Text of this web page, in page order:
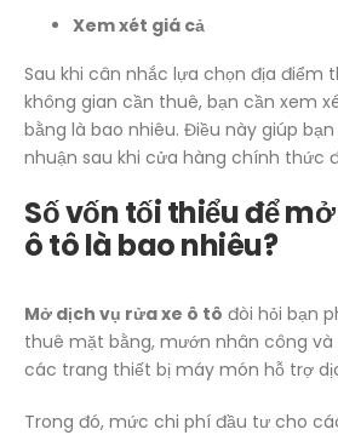
Xem xét giá cả
Sau khi cân nhắc lựa chọn địa điểm
không gian cần thuê, bạn cần xem
bằng là bao nhiêu. Điều này giúp
nhuận sau khi cửa hàng chính thức
Số vốn tối thiểu để
ô tô là bao nhiêu?
Mở dịch vụ rửa xe ô tô đòi hỏi bạn
thuê mặt bằng, mướn nhân công
các trang thiết bị máy món hỗ trợ
Trong đó, mức chi phí đầu tư cho